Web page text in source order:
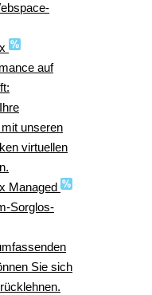
auf
unseren
virtuellen
Managed
Sorglos-
Sie sich